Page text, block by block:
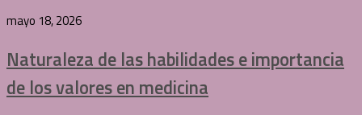
mayo 18, 2026
Naturaleza de las habilidades e importancia
de los valores en medicina